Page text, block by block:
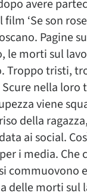
avere
film ‘Se son
Pagine
le morti sul
Troppo tristi,
nella loro
viene
della
ai social.
i media. Che
commuovono
delle morti sul